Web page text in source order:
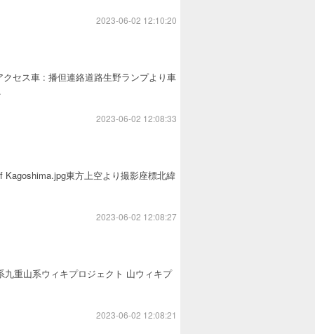
2023-06-02 12:10:20
セス車 : 播但連絡道路生野ランプより車
2023-06-02 12:08:33
東方上空より撮影座標北緯
2023-06-02 12:08:27
重山系ウィキプロジェクト 山ウィキプ
2023-06-02 12:08:21